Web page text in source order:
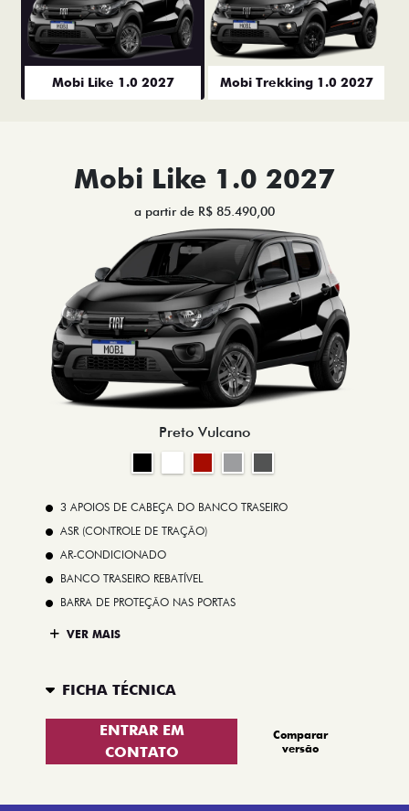
Mobi Like 1.0 2027 Mobi Trekking 1.0 2027
Mobi Like 1.0 2027
a partir de R$ 85.490,00
Preto Vulcano
3 APOIOS DE CABEÇA DO BANCO TRASEIRO
ASR (CONTROLE DE TRAÇÃO)
AR-CONDICIONADO
BANCO TRASEIRO REBATÍVEL
BARRA DE PROTEÇÃO NAS PORTAS
VER MAIS
FICHA TÉCNICA
ENTRAR EM
CONTATO
Comparar
versão